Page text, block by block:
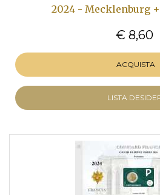
2024 - Mecklenburg
€ 8,60
ACQUISTA
LISTA